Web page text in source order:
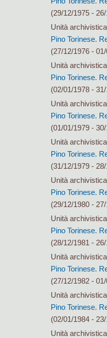
(29/12/1975 -
Unità archivistica
Pino Torinese.
(27/12/1976 -
Unità archivistica
Pino Torinese.
(02/01/1978 -
Unità archivistica
Pino Torinese.
(01/01/1979 -
Unità archivistica
Pino Torinese.
(31/12/1979 -
Unità archivistica
Pino Torinese.
(29/12/1980 -
Unità archivistica
Pino Torinese.
(28/12/1981 -
Unità archivistica
Pino Torinese.
(27/12/1982 -
Unità archivistica
Pino Torinese.
(02/01/1984 -
Unità archivistica